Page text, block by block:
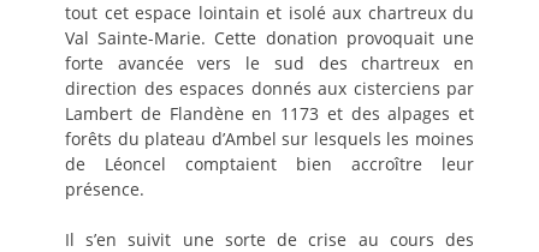
tout cet espace lointain et isolé aux chartreux du
Val Sainte-Marie. Cette donation provoquait une
forte avancée vers le sud des chartreux en
direction des espaces donnés aux cisterciens par
Lambert de Flandène en 1173 et des alpages et
forêts du plateau d’Ambel sur lesquels les moines
de Léoncel comptaient bien accroître leur
présence.
Il s’en suivit une sorte de crise au cours des